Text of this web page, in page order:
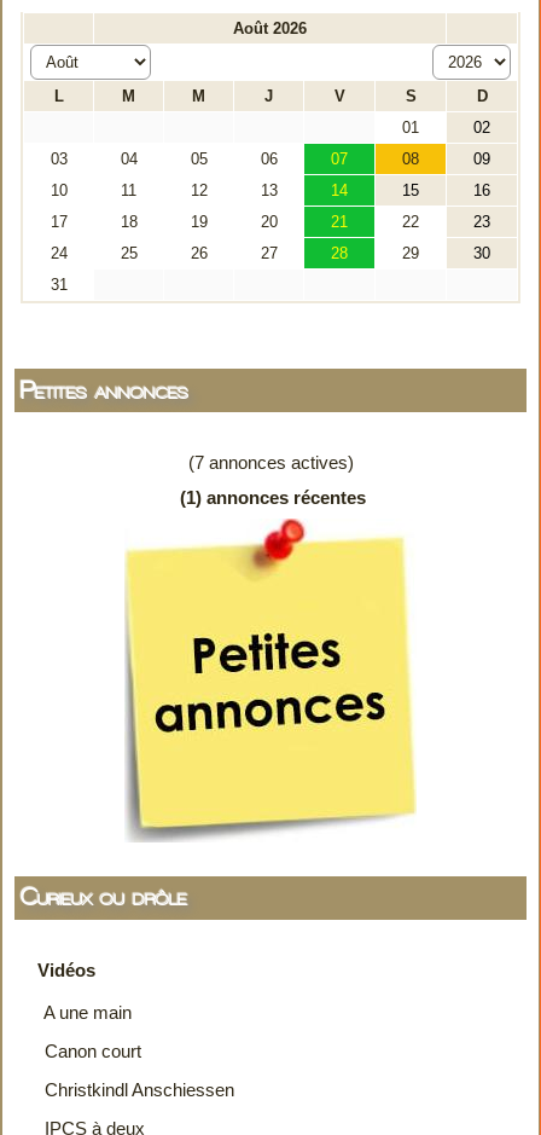
Petites annonces
(7 annonces actives)
(1) annonces récentes
Curieux ou drôle
Vidéos
A une main
Canon court
Christkindl Anschiessen
IPCS à deux